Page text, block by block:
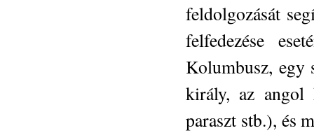
feldolgozását
felfedezése
Kolumbusz, egy
király, az angol
paraszt stb.), és